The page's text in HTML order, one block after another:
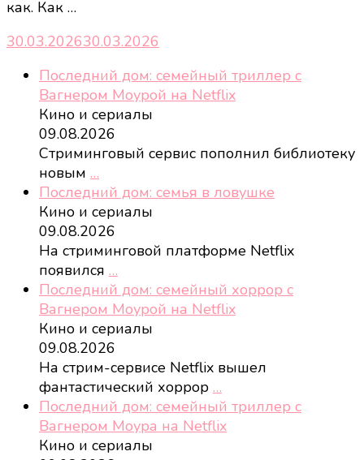
как. Как …
30.03.202630.03.2026
Последний дом: семейный триллер с
Вагнером Моурой на Netflix
Кино и сериалы
09.08.2026
Стриминговый сервис пополнил библиотеку
новым …
Последний дом: семья в ловушке
Кино и сериалы
09.08.2026
На стриминговой платформе Netflix
появился …
Последний дом: семейный хоррор с
Вагнером Моурой на Netflix
Кино и сериалы
09.08.2026
На стрим-сервисе Netflix вышел
фантастический хоррор …
Последний дом: семейный триллер с
Вагнером Моура на Netflix
Кино и сериалы